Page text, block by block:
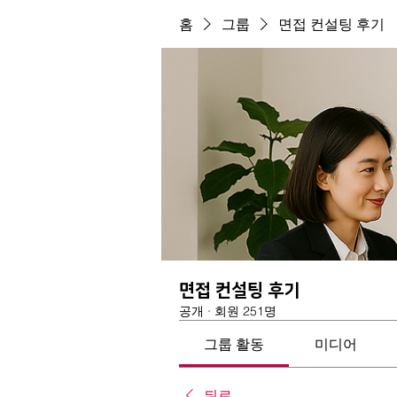
홈 그룹 면접 컨설팅 후기
면접 컨설팅 후기
공개 · 회원 251명
그룹 활동 미디어